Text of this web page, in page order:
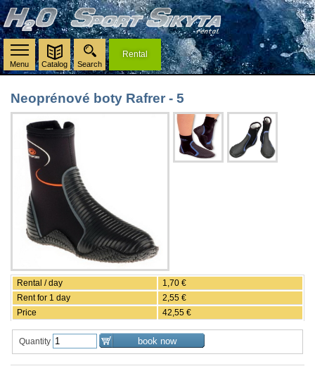
Menu
Rental
Search
Neoprénové boty Rafrer - 5
Rental / day
1,70 €
Rent for 1 day
2,55 €
Price
42,55 €
Quantity
Catalog